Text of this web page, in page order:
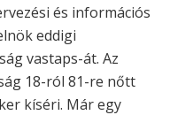
és információs
eddigi
vastaps-át. Az
18-ról 81-re nőtt
kíséri. Már egy